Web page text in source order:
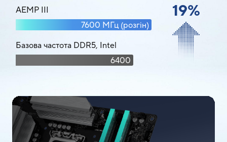
AEMP III
7600 МГц (розгін)
Базова частота DDR5, Intel
6400
19%